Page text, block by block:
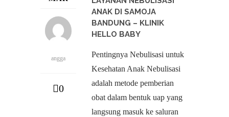
angga
0
ANAK DI SAMOJA
BANDUNG – KLINIK
HELLO BABY
Pentingnya Nebulisasi untuk
Kesehatan Anak Nebulisasi
adalah metode pemberian
obat dalam bentuk uap yang
langsung masuk ke saluran